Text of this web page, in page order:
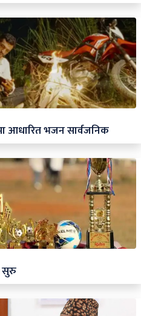
आधारित भजन सार्वजनिक
सुरु